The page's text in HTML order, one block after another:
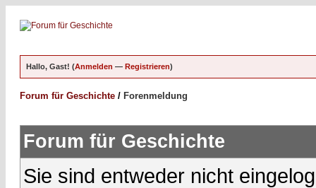
Hallo, Gast! (Anmelden — Registrieren)
Forum für Geschichte / Forenmeldung
Forum für Geschichte
Sie sind entweder nicht